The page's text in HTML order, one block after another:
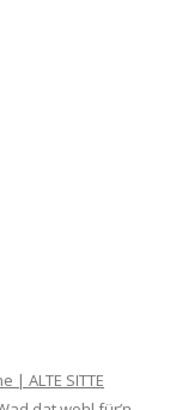
ALTE SITTE